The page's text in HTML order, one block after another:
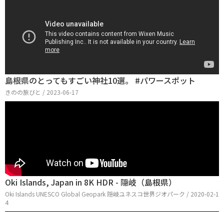
島根県のとってもすごい神社10選。 #パワースポット
きのの旅びと / 2023-06-17
Oki Islands, Japan in 8K HDR - 隠岐（島根県）
Oki Islands UNESCO Global Geopark 隠岐ユネスコ世界ジオパーク / 2020-02-1
4